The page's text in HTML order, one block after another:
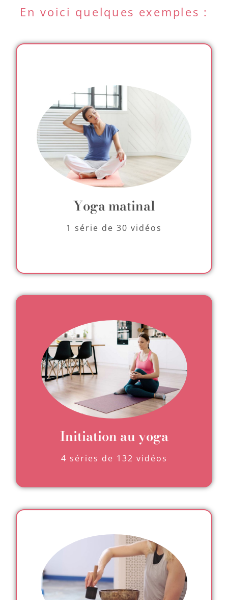
En voici quelques exemples :
Yoga matinal
1 série de 30 vidéos
Initiation au yoga
4 séries de 132 vidéos